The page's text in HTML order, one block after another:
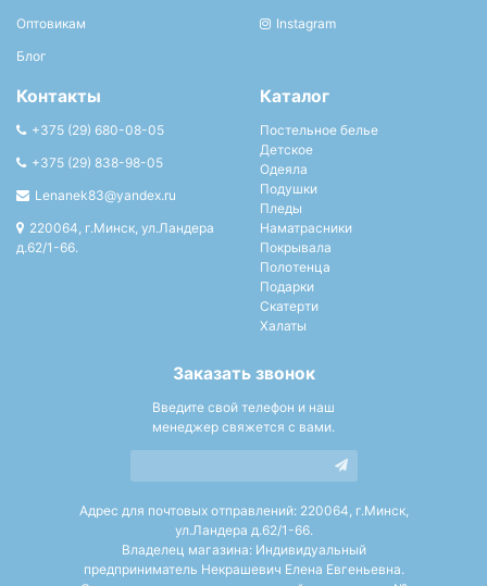
Оптовикам
Блог
Instagram
Контакты
+375 (29) 680-08-05
+375 (29) 838-98-05
Lenanek83@yandex.ru
220064, г.Минск, ул.Ландера
д.62/1-66.
Каталог
Постельное белье
Детское
Одеяла
Подушки
Пледы
Наматрасники
Покрывала
Полотенца
Подарки
Скатерти
Халаты
Заказать звонок
Введите свой телефон и наш
менеджер свяжется с вами.
Адрес для почтовых отправлений: 220064, г.Минск,
ул.Ландера д.62/1-66.
Владелец магазина: Индивидуальный
предприниматель Некрашевич Елена Евгеньевна.